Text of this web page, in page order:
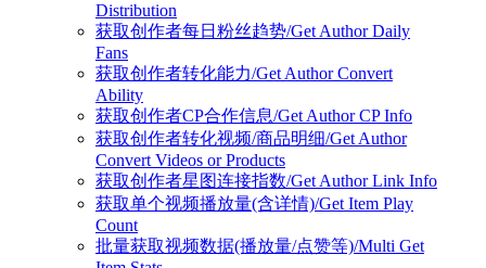
Distribution
获取创作者每日粉丝趋势/Get Author Daily
Fans
获取创作者转化能力/Get Author Convert
Ability
获取创作者CP合作信息/Get Author CP Info
获取创作者转化视频/商品明细/Get Author
Convert Videos or Products
获取创作者星图连接指数/Get Author Link Info
获取单个视频播放量(含详情)/Get Item Play
Count
批量获取视频数据(播放量/点赞等)/Multi Get